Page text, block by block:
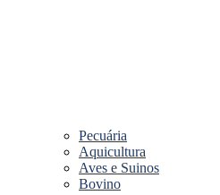
Pecuária
Aquicultura
Aves e Suinos
Bovino